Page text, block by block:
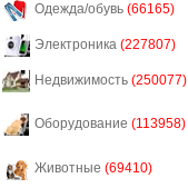
Одежда/обувь (66165)
Электроника (227807)
Недвижимость (250077)
Оборудование (113958)
Животные (69410)